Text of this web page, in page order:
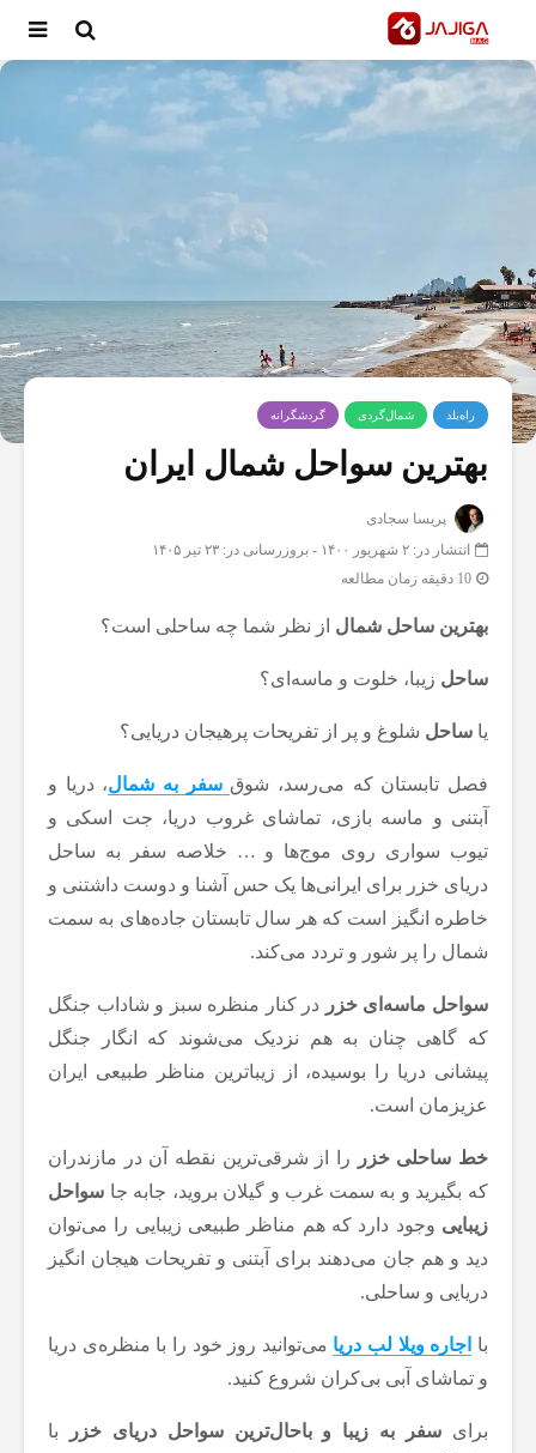
راه‌بلد شمال‌گردی گردشگرانه
بهترین سواحل شمال ایران
پریسا سجادی
انتشار در: ۲ شهریور ۱۴۰۰
- بروزرسانی در: ۲۳ تیر ۱۴۰۵
10 دقیقه زمان مطالعه
بهترین ساحل شمال از نظر شما چه ساحلی است؟
ساحل زیبا، خلوت و ماسه‌ای؟
یا ساحل شلوغ و پر از تفریحات پرهیجان دریایی؟
فصل تابستان که می‌رسد، شوق سفر به شمال، دریا و
آبتنی و ماسه بازی، تماشای غروب دریا، جت اسکی و
تیوب سواری روی موج‌ها و … خلاصه سفر به ساحل
دریای خزر برای ایرانی‌ها یک حس آشنا و دوست داشتنی و
خاطره انگیز است که هر سال تابستان جاده‌های به سمت
شمال را پر شور و تردد می‌کند.
سواحل ماسه‌ای خزر
در کنار منظره سبز و شاداب جنگل
که گاهی چنان به هم نزدیک می‌شوند که انگار جنگل
پیشانی دریا را بوسیده، از زیباترین مناظر طبیعی ایران
عزیزمان است.
خط ساحلی خزر
را از شرقی‌ترین نقطه آن در مازندران
که بگیرید و به سمت غرب و گیلان بروید، جابه جا سواحل
زیبایی وجود دارد که هم مناظر طبیعی زیبایی را می‌توان
دید و هم جان می‌دهند برای آبتنی و تفریحات هیجان انگیز
دریایی و ساحلی.
با اجاره ویلا لب دریا می‌توانید روز خود را با منظره‌ی دریا
و تماشای آبی بی‌کران شروع کنید.
برای سفر به زیبا و باحال‌ترین سواحل دریای خزر
با